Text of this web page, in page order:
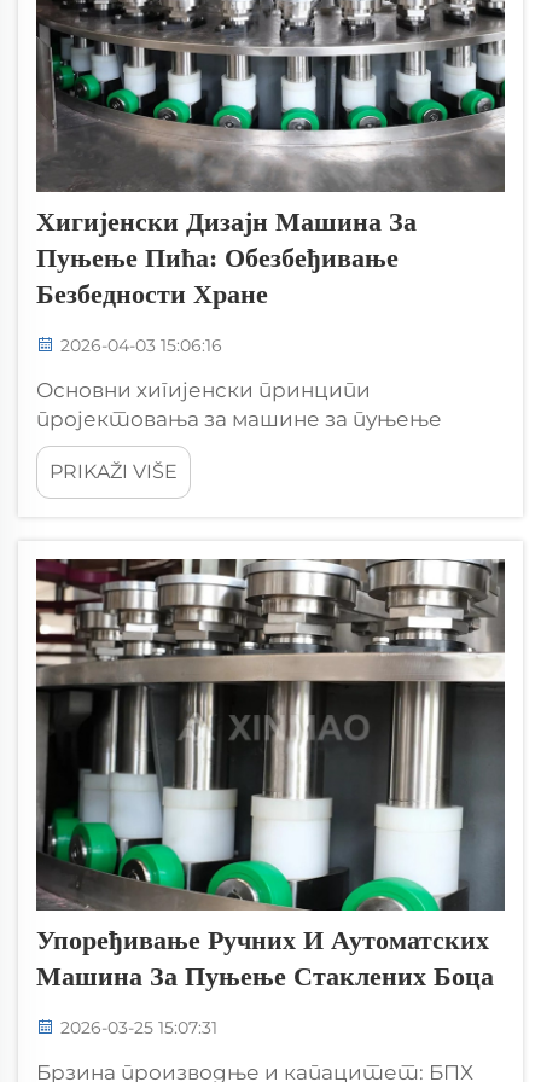
Хигијенски Дизајн Машина За
Пуњење Пића: Обезбеђивање
Безбедности Хране
2026-04-03 15:06:16
Основни хигијенски принципи
пројектовања за машине за пуњење
пићаУскраћивање микробијских лука:
пукотине, мртве ноге и не-изводничке
површинеКада се дизајнира опрема за
да се ослободи тих малих тачака где...
PRIKAŽI VIŠE
Упоређивање Ручних И Аутоматских
Машина За Пуњење Стаклених Боца
2026-03-25 15:07:31
Брзина производње и капацитет: БПХ